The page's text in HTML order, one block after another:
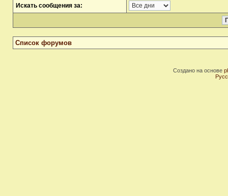
Искать сообщения за:
Список форумов
Создано на основе